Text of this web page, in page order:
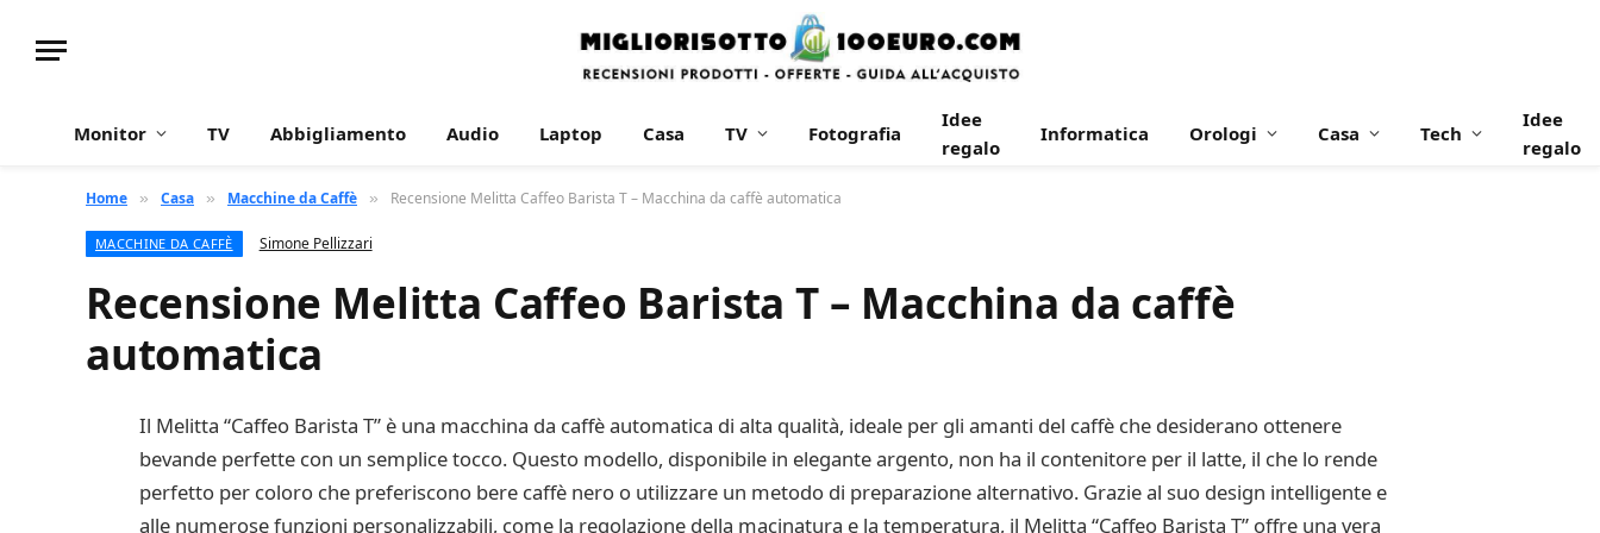
Monitor TV Abbigliamento Audio Laptop Casa TV Fotografia
Idee
regalo
Informatica Orologi Casa Tech
Idee
regalo
Home » Casa » Macchine da Caffè » Recensione Melitta Caffeo Barista T – Macchina da caffè automatica
MACCHINE DA CAFFÈ Simone Pellizzari
Recensione Melitta Caffeo Barista T – Macchina da caffè
automatica
Il Melitta “Caffeo Barista T” è una macchina da caffè automatica di alta qualità, ideale per gli amanti del caffè che desiderano ottenere
bevande perfette con un semplice tocco. Questo modello, disponibile in elegante argento, non ha il contenitore per il latte, il che lo rende
perfetto per coloro che preferiscono bere caffè nero o utilizzare un metodo di preparazione alternativo. Grazie al suo design intelligente e
alle numerose funzioni personalizzabili, come la regolazione della macinatura e la temperatura, il Melitta “Caffeo Barista T” offre una vera